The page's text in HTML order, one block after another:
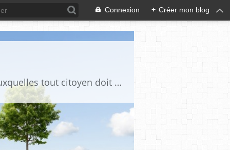
Connexion + Créer mon blog
Ce blog est destiné à stimuler l'intérêt du lecteur pour des questions de société auxquelles tout citoyen doit être en mesure d'apporter des réponses, individuelles ou collectives, en conscience et en responsabilité !